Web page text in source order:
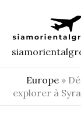
contenu
Europe»
explorer à